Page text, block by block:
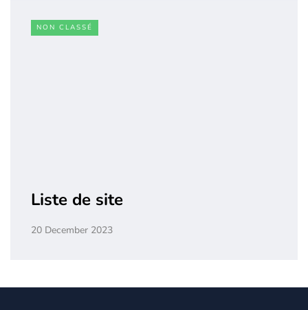
NON CLASSÉ
Liste de site
20 December 2023